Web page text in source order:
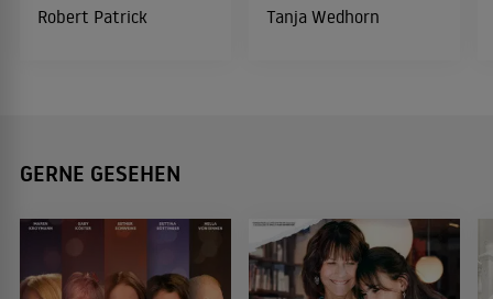
Robert Patrick Tanja Wedhorn
GERNE GESEHEN